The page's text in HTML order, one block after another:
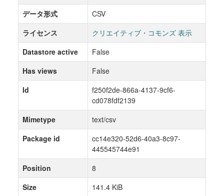
データ形式
CSV
ライセンス
クリエイティブ・コモンズ 表示
Datastore active
False
Has views
False
Id
f250f2de-866a-4137-9cf6-
cd078fdf2139
Mimetype
text/csv
Package id
cc14e320-52d6-40a3-8c97-
445545744e91
Position
8
Size
141.4 KiB